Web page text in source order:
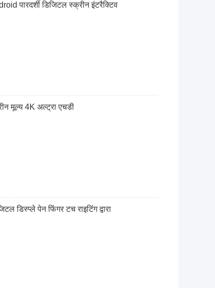
पारदर्शी डिजिटल स्क्रीन इंटरैक्टिव
मूल्य 4K अल्ट्रा एचडी
डिस्प्ले पेन फिंगर टच राइटिंग द्वारा